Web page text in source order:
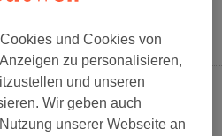
BUCHEN
BUCHEN
und Cookies von
zu personalisieren,
und unseren
Wir geben auch
unserer Webseite an